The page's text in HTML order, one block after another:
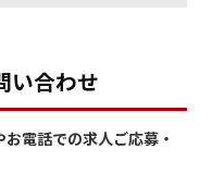
い合わせ
電話での求人ご応募・